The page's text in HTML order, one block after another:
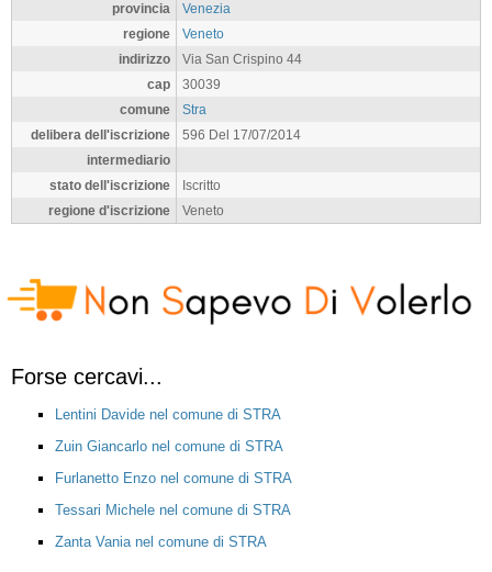
provincia
Venezia
regione
Veneto
indirizzo
Via San Crispino 44
cap
30039
comune
Stra
delibera dell'iscrizione
596 Del 17/07/2014
intermediario
stato dell'iscrizione
Iscritto
regione d'iscrizione
Veneto
Forse cercavi...
Lentini Davide nel comune di STRA
Zuin Giancarlo nel comune di STRA
Furlanetto Enzo nel comune di STRA
Tessari Michele nel comune di STRA
Zanta Vania nel comune di STRA